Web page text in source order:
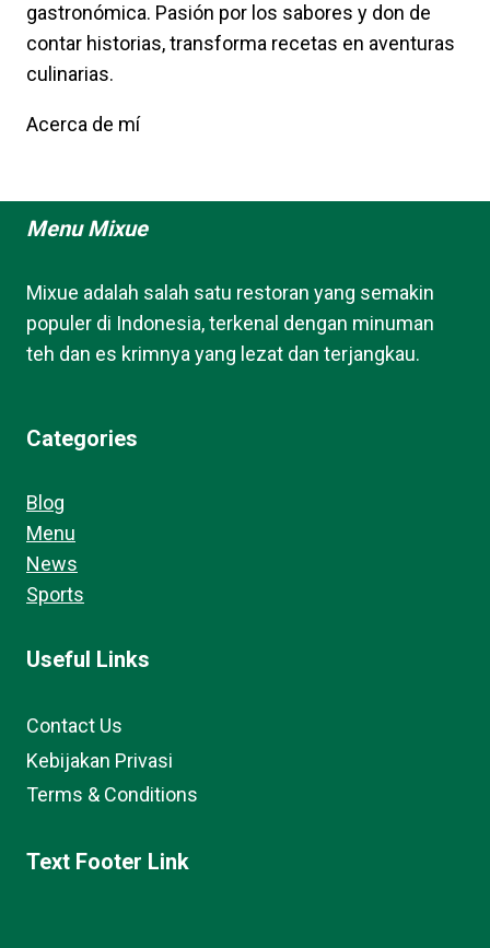
gastronómica. Pasión por los sabores y don de
contar historias, transforma recetas en aventuras
culinarias.
Acerca de mí
Menu Mixue
Mixue adalah salah satu restoran yang semakin
populer di Indonesia, terkenal dengan minuman
teh dan es krimnya yang lezat dan terjangkau.
Categories
Blog
Menu
News
Sports
Useful Links
Contact Us
Kebijakan Privasi
Terms & Conditions
Text Footer Link